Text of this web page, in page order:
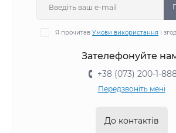
Я прочитав Умови використання і
Зателефонуйте
+38 (073) 200-1-
Передзвоніть мені
До контактів